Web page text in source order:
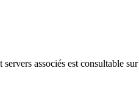
associés est consultable sur